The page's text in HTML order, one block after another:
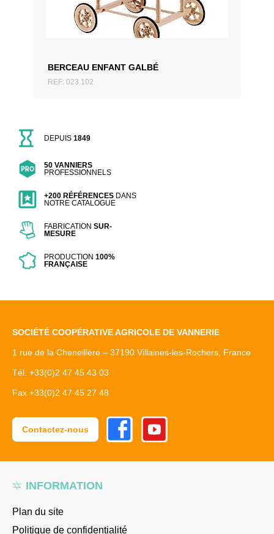
BERCEAU ENFANT GALBÉ
REF: 023.102
DEPUIS1849
50 VANNIERS
PROFESSIONNELS
+200 RÉFÉRENCES DANS
NOTRE CATALOGUE
FABRICATIONSUR-
MESURE
PRODUCTION100%
FRANÇAISE
INFORMATION
Plan du site
Politique de confidentialité
SOCIÉTÉ COOPÉRATIVE AGRICOLE DE VANNERIE
1 rue de la Cheneillère – 37190 Villaines-les-Rochers, France
Tél. +33(0)2 47 45 43 03
Fax +33(0)2 47 45 27 48
Contactez-nous
FacebookYoutube